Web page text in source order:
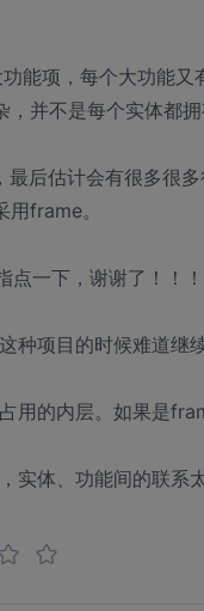
能项，每个大功能又
，并不是每个实体都
最后估计会有很多很
frame。
点一下，谢谢了！！！
种项目的时候难道继
用的内层。如果是
实体、功能间的联系